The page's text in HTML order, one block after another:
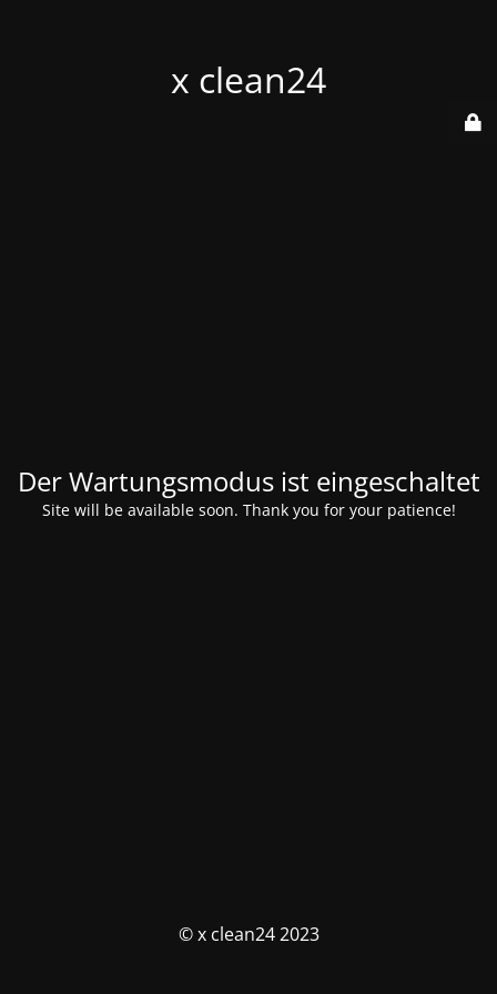
x clean24
Der Wartungsmodus ist eingeschaltet
Site will be available soon. Thank you for your patience!
© x clean24 2023